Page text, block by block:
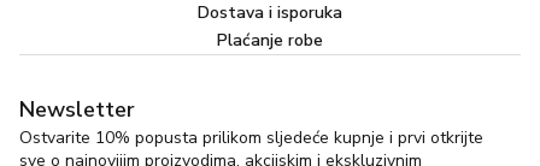
Dostava i isporuka
Plaćanje robe
Newsletter
Ostvarite 10% popusta prilikom sljedeće kupnje i prvi otkrijte
sve o najnovijim proizvodima, akcijskim i ekskluzivnim